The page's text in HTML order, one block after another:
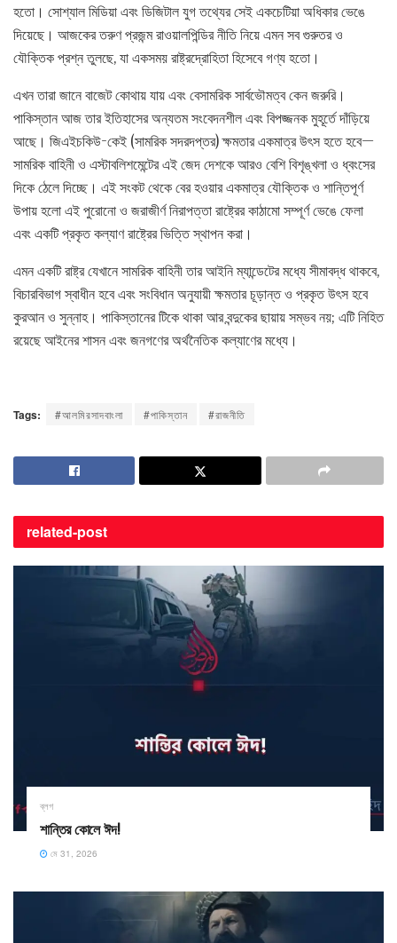
হতো। সোশ্যাল মিডিয়া এবং ডিজিটাল যুগ তথ্যের সেই একচেটিয়া অধিকার ভেঙে
দিয়েছে। আজকের তরুণ প্রজন্ম রাওয়ালপিন্ডির নীতি নিয়ে এমন সব গুরুতর ও
যৌক্তিক প্রশ্ন তুলছে, যা একসময় রাষ্ট্রদ্রোহিতা হিসেবে গণ্য হতো।
এখন তারা জানে বাজেট কোথায় যায় এবং বেসামরিক সার্বভৌমত্ব কেন জরুরি।
পাকিস্তান আজ তার ইতিহাসের অন্যতম সংবেদনশীল এবং বিপজ্জনক মুহূর্তে দাঁড়িয়ে
আছে। জিএইচকিউ-কেই (সামরিক সদরদপ্তর) ক্ষমতার একমাত্র উৎস হতে হবে—
সামরিক বাহিনী ও এস্টাবলিশমেন্টের এই জেদ দেশকে আরও বেশি বিশৃঙ্খলা ও ধ্বংসের
দিকে ঠেলে দিচ্ছে। এই সংকট থেকে বের হওয়ার একমাত্র যৌক্তিক ও শান্তিপূর্ণ
উপায় হলো এই পুরোনো ও জরাজীর্ণ নিরাপত্তা রাষ্ট্রের কাঠামো সম্পূর্ণ ভেঙে ফেলা
এবং একটি প্রকৃত কল্যাণ রাষ্ট্রের ভিত্তি স্থাপন করা।
এমন একটি রাষ্ট্র যেখানে সামরিক বাহিনী তার আইনি ম্যান্ডেটের মধ্যে সীমাবদ্ধ থাকবে,
বিচারবিভাগ স্বাধীন হবে এবং সংবিধান অনুযায়ী ক্ষমতার চূড়ান্ত ও প্রকৃত উৎস হবে
কুরআন ও সুন্নাহ। পাকিস্তানের টিকে থাকা আর বন্দুকের ছায়ায় সম্ভব নয়; এটি নিহিত
রয়েছে আইনের শাসন এবং জনগণের অর্থনৈতিক কল্যাণের মধ্যে।
Tags: #আলমিরসাদবাংলা #পাকিস্তান #রাজনীতি
related-post
ব্লগ
শান্তির কোলে ঈদ!
মে 31, 2026